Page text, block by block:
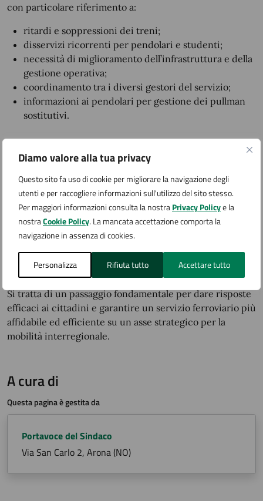
Diamo valore alla tua privacy
Questo sito fa uso di cookie per migliorare la navigazione degli
utenti e per raccogliere informazioni sull'utilizzo del sito stesso.
Per maggiori informazioni consulta la nostraPrivacy Policye la
nostraCookie Policy. La mancata accettazione comporta la
navigazione in assenza di cookies.
Personalizza Rifiuta tutto Accettare tutto
con particolare riferimento a:
ritardi e soppressioni dei treni;
disservizi ricorrenti per pendolari e studenti;
necessità di miglioramento dell’infrastruttura e della
gestione operativa;
coordinamento tra i diversi gestori del servizio;
informazioni ai pendolari per gestione dei pullman
sostitutivi.
individuare le principali problematiche in modo
puntuale;
condividere dati e responsabilità tra i soggetti
coinvolti;
definireazioni concrete e tempisticheper il
miglioramento del servizio;
rafforzare il coordinamento istituzionale tra Comuni,
Regioni e operatori ferroviari.
Si tratta di un passaggio fondamentale per dare risposte
efficaci ai cittadini e garantire un servizio ferroviario più
affidabile ed efficiente su un asse strategico per la
mobilità interregionale.
A cura di
Questa pagina è gestita da
Portavoce del Sindaco
Via San Carlo 2, Arona (NO)